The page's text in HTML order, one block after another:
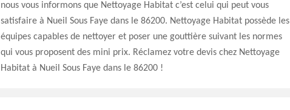
nous vous informons que Nettoyage Habitat c’est celui qui peut vous
satisfaire à Nueil Sous Faye dans le 86200. Nettoyage Habitat possède les
équipes capables de nettoyer et poser une gouttière suivant les normes
qui vous proposent des mini prix. Réclamez votre devis chez Nettoyage
Habitat à Nueil Sous Faye dans le 86200 !